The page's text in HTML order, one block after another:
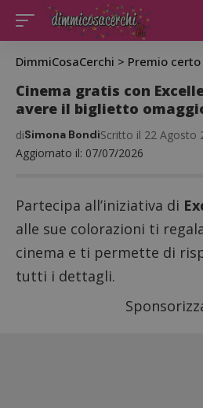
DimmiCosaCerchi > Premio certo
Cinema gratis con
avere il biglietto
Aggiornato il: 07/07/2026
diSimona BondiScritto il 22 Agosto
Partecipa all’iniziativa di
alle sue colorazioni ti
cinema e ti permette di
tutti i dettagli.